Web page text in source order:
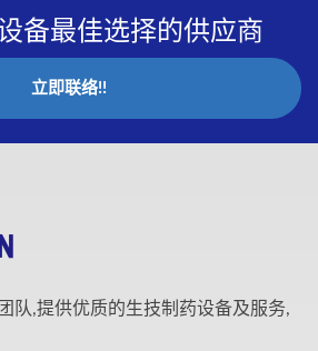
备最佳选择的供应商
立即联络!!
队,提供优质的生技制药设备及服务,